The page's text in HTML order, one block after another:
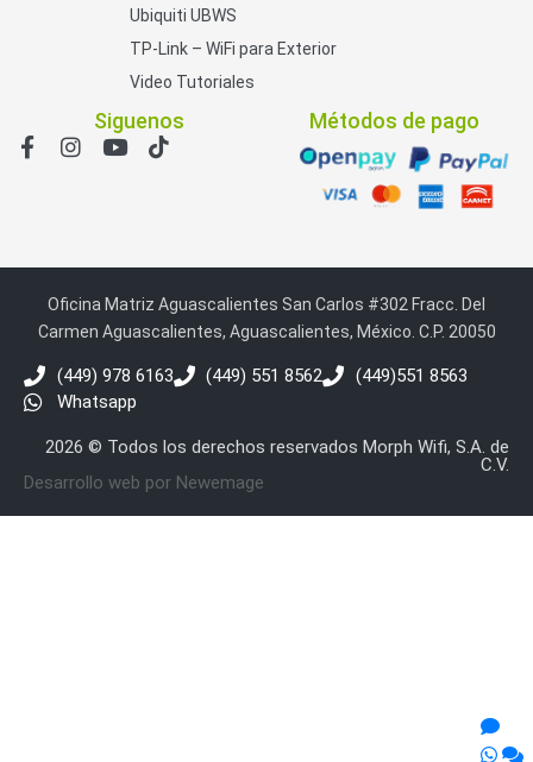
Ubiquiti UBWS
TP-Link – WiFi para Exterior
Video Tutoriales
Siguenos Métodos de pago
Oficina Matriz Aguascalientes San Carlos #302 Fracc. Del
Carmen Aguascalientes, Aguascalientes, México. C.P. 20050
(449) 978 6163 (449) 551 8562
(449)551 8563
Whatsapp
2026 © Todos los derechos reservados Morph Wifi, S.A. de
C.V.
Desarrollo web por Newemage